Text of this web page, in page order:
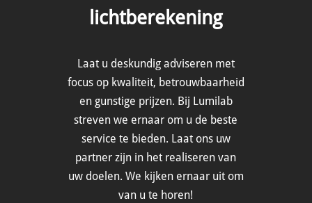
lichtberekening
Laat u deskundig adviseren met
focus op kwaliteit, betrouwbaarheid
en gunstige prijzen. Bij Lumilab
streven we ernaar om u de beste
service te bieden. Laat ons uw
partner zijn in het realiseren van
uw doelen. We kijken ernaar uit om
van u te horen!